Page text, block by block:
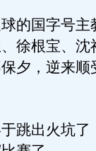
国字号主
徐根宝、沈
夕，逆来顺
出火坑了